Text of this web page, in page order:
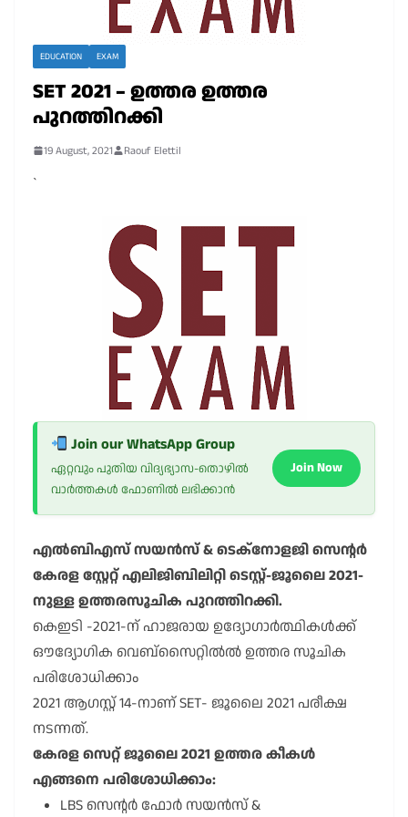
EDUCATION EXAM
SET 2021 – ഉത്തര ഉത്തര
പുറത്തിറക്കി
19 August, 2021 Raouf Elettil
`
Join our WhatsApp Group
ഏറ്റവും പുതിയ വിദ്യഭ്യാസ-തൊഴിൽ
വാർത്തകൾ ഫോണിൽ ലഭിക്കാൻ
Join Now
എൽബിഎസ് സയൻസ് & ടെക്നോളജി സെന്റർ
കേരള സ്റ്റേറ്റ് എലിജിബിലിറ്റി ടെസ്റ്റ്-ജൂലൈ 2021-
നുള്ള ഉത്തരസൂചിക പുറത്തിറക്കി.
കെഇടി -2021-ന് ഹാജരായ ഉദ്യോഗാർത്ഥികൾക്ക്
ഔദ്യോഗിക വെബ്സൈറ്റിൽൽ ഉത്തര സൂചിക
പരിശോധിക്കാം
2021 ആഗസ്റ്റ് 14-നാണ് SET- ജൂലൈ 2021 പരീക്ഷ
നടന്നത്.
കേരള സെറ്റ് ജൂലൈ 2021 ഉത്തര കീകൾ
എങ്ങനെ പരിശോധിക്കാം:
LBS സെന്റർ ഫോർ സയൻസ് &